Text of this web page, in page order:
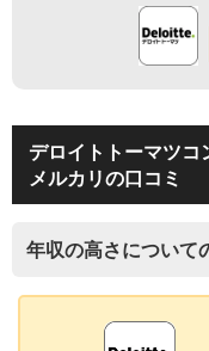
デロイトトーマツコ
メルカリの口コミ
年収の高さについて